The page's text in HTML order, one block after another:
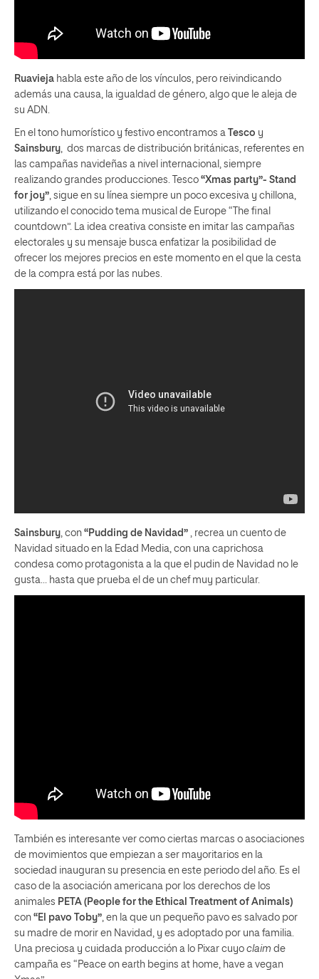
Ruavieja habla este año de los vínculos, pero reivindicando
además una causa, la igualdad de género, algo que le aleja de
su ADN.
En el tono humorístico y festivo encontramos a Tesco y
Sainsbury , dos marcas de distribución británicas, referentes en
las campañas navideñas a nivel internacional, siempre
realizando grandes producciones. Tesco “Xmas party”- Stand
for joy” , sigue en su línea siempre un poco excesiva y chillona,
utilizando el conocido tema musical de Europe “The final
countdown”. La idea creativa consiste en imitar las campañas
electorales y su mensaje busca enfatizar la posibilidad de
ofrecer los mejores precios en este momento en el que la cesta
de la compra está por las nubes.
Sainsbury , con “Pudding de Navidad” , recrea un cuento de
Navidad situado en la Edad Media, con una caprichosa
condesa como protagonista a la que el pudin de Navidad no le
gusta… hasta que prueba el de un chef muy particular.
También es interesante ver como ciertas marcas o asociaciones
de movimientos que empiezan a ser mayoritarios en la
sociedad inauguran su presencia en este periodo del año. Es el
caso de la asociación americana por los derechos de los
animales PETA (People for the Ethical Treatment of Animals)
con “El pavo Toby” , en la que un pequeño pavo es salvado por
su madre de morir en Navidad, y es adoptado por una familia.
Una preciosa y cuidada producción a lo Pixar cuyo claim de
campaña es “Peace on earth begins at home, have a vegan